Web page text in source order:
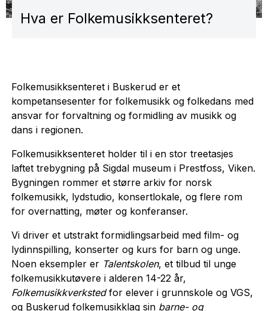
Hva er Folkemusikksenteret?
Folkemusikksenteret i Buskerud er et
kompetansesenter for folkemusikk og folkedans med
ansvar for forvaltning og formidling av musikk og
dans i regionen.
Folkemusikksenteret holder til i en stor treetasjes
laftet trebygning på Sigdal museum i Prestfoss, Viken.
Bygningen rommer et større arkiv for norsk
folkemusikk, lydstudio, konsertlokale, og flere rom
for overnatting, møter og konferanser.
Vi driver et utstrakt formidlingsarbeid med film- og
lydinnspilling, konserter og kurs for barn og unge.
Noen eksempler er Talentskolen, et tilbud til unge
folkemusikkutøvere i alderen 14-22 år,
Folkemusikkverkstedfor elever i grunnskole og VGS,
og Buskerud folkemusikklag sin barne- og